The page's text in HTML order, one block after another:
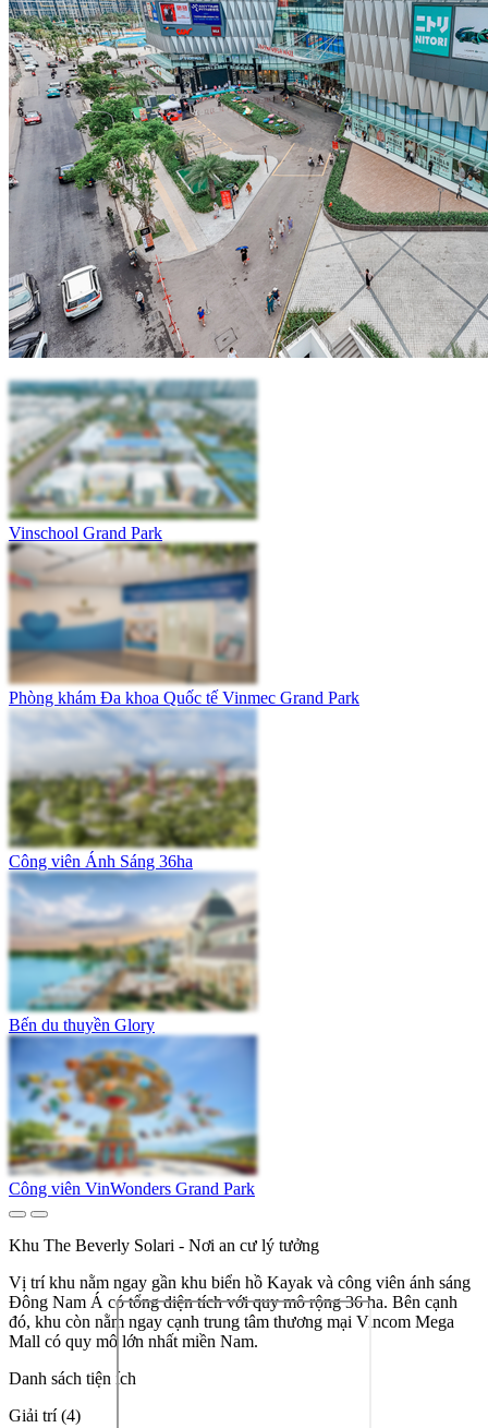
Vinschool Grand Park
Phòng khám Đa khoa Quốc tế Vinmec Grand Park
Công viên Ánh Sáng 36ha
Bến du thuyền Glory
Công viên VinWonders Grand Park
Khu The Beverly Solari - Nơi an cư lý tưởng
Vị trí khu nằm ngay gần khu biển hồ Kayak và công viên ánh sáng
Đông Nam Á có tổng diện tích với quy mô rộng 36 ha. Bên cạnh
đó, khu còn nằm ngay cạnh trung tâm thương mại Vincom Mega
Mall có quy mô lớn nhất miền Nam.
Danh sách tiện ích
Giải trí (4)